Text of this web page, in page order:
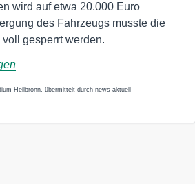
wird auf etwa 20.000 Euro
des Fahrzeugs musste die
gesperrt werden.
Heilbronn, übermittelt durch news aktuell